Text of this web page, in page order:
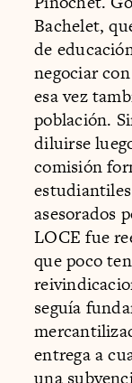
Bachelet,
de
negociar
esa vez
población.
diluirse
comisión
asesorados
LOCE fue
que poco
seguía
entrega a